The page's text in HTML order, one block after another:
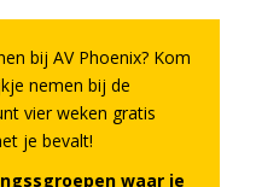
bij AV Phoenix? Kom
nemen bij de
vier weken gratis
je bevalt!
waar je